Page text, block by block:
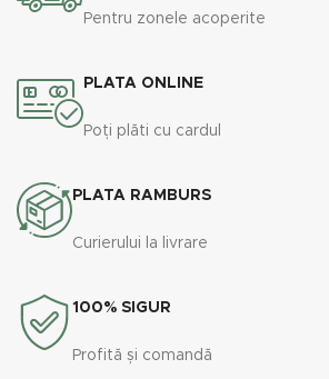
Pentru zonele acoperite
PLATA ONLINE
Poți plăti cu cardul
PLATA RAMBURS
Curierului la livrare
100% SIGUR
Profită și comandă